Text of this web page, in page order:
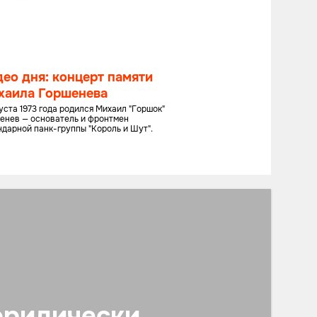
дня: концерт памяти
Горшенева
1973 года родился Михаил "Горшок"
— основатель и фронтмен
панк-группы "Король и Шут".